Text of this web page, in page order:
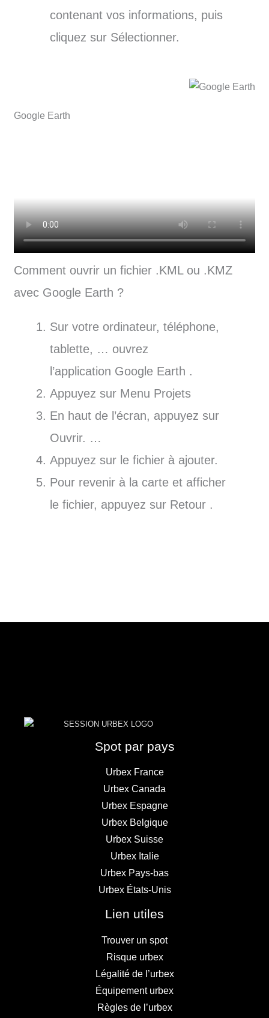
contenant vos informations, puis
cliquez sur Sélectionner.
Google Earth
Comment ouvrir un fichier .KML ou .KMZ
avec Google Earth ?
Sur votre ordinateur, téléphone,
tablette, … ouvrez
l’application Google Earth .
Appuyez sur Menu Projets
En haut de l’écran, appuyez sur
Ouvrir. …
Appuyez sur le fichier à ajouter.
Pour revenir à la carte et afficher
le fichier, appuyez sur Retour .
Spot par pays
Urbex France
Urbex Canada
Urbex Espagne
Urbex Belgique
Urbex Suisse
Urbex Italie
Urbex Pays-bas
Urbex États-Unis
Lien utiles
Trouver un spot
Risque urbex
Légalité de l’urbex
Équipement urbex
Règles de l’urbex